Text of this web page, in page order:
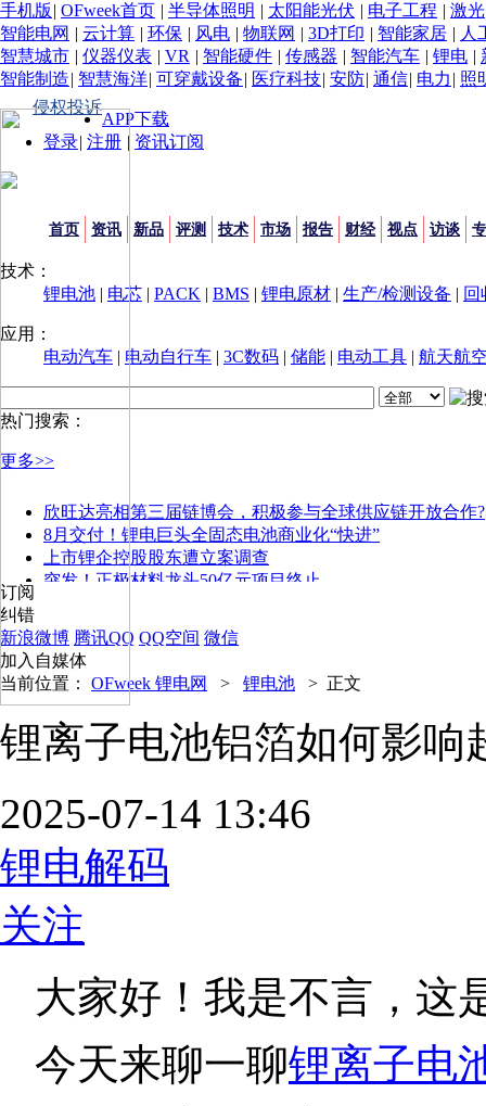
手机版 | OFweek首页 | 半导体照明 | 太阳能光伏 | 电子工程 | 激光
智能电网 | 云计算 | 环保 | 风电 | 物联网 | 3D打印 | 智能家居 | 人
智慧城市 | 仪器仪表 | VR | 智能硬件 | 传感器 | 智能汽车 | 锂电 |
智能制造| 智慧海洋| 可穿戴设备| 医疗科技| 安防| 通信| 电力 | 照
侵权投诉
APP下载
登录| 注册 | 资讯订阅
首页 资讯 新品 评测 技术 市场 报告 财经 视点 访谈
技术：
锂电池 | 电芯 | PACK | BMS | 锂电原材 | 生产/检测设备 | 回
应用：
电动汽车 | 电动自行车 | 3C数码 | 储能 | 电动工具 | 航天航
热门搜索：
更多>>
欣旺达亮相第三届链博会，积极参与全球供应链开放合作?
8月交付！锂电巨头全固态电池商业化“快进”
上市锂企控股股东遭立案调查
突发！正极材料龙头50亿元项目终止
订阅
纠错
新浪微博 腾讯QQ QQ空间 微信
加入自媒体
当前位置： OFweek 锂电网 > 锂电池 > 正文
锂离子电池铝箔如何影响
2025-07-14 13:46
锂电解码
关注
大家好！我是不言，这
今天来聊一聊锂离子电